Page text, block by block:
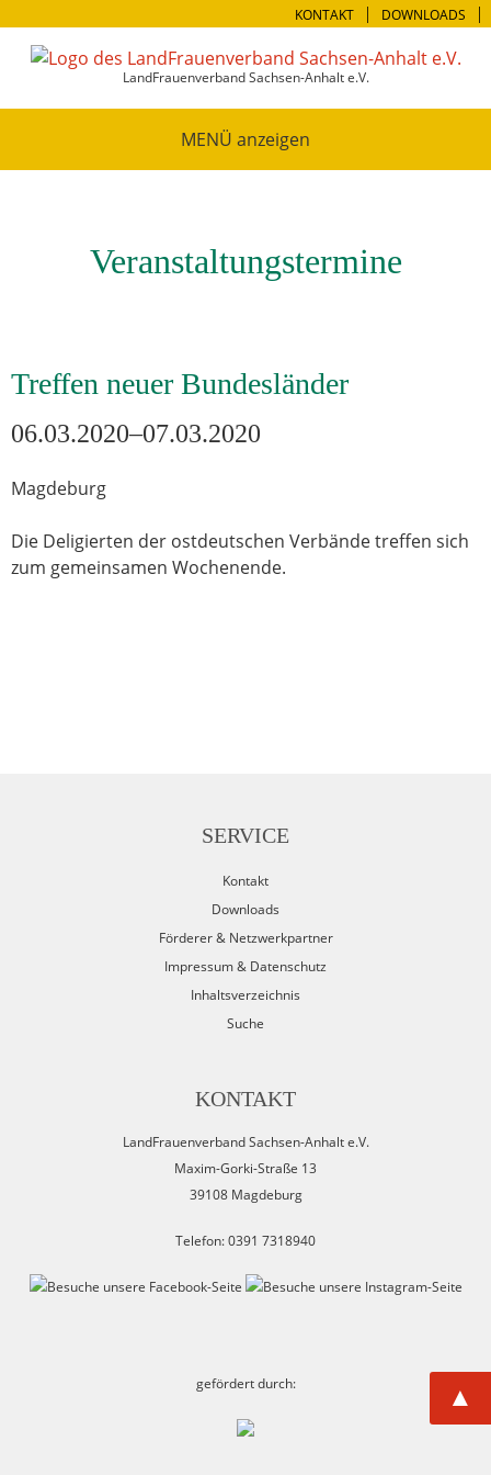
KONTAKT DOWNLOADS
LandFrauenverband Sachsen-Anhalt e.V.
MENÜ
Veranstaltungstermine
Treffen neuer Bundesländer
06.03.2020–07.03.2020
Magdeburg
Die Deligierten der ostdeutschen Verbände treffen sich
zum gemeinsamen Wochenende.
SERVICE
Kontakt
Downloads
Förderer & Netzwerkpartner
Impressum & Datenschutz
Inhaltsverzeichnis
Suche
KONTAKT
LandFrauenverband Sachsen-Anhalt e.V.
Maxim-Gorki-Straße 13
39108 Magdeburg
Telefon: 0391 7318940
gefördert durch: ▲